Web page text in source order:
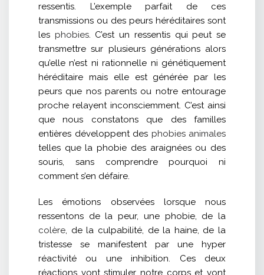
ressentis. L’exemple parfait de ces
transmissions ou des peurs héréditaires sont
les phobies. C’est un ressentis qui peut se
transmettre sur plusieurs générations alors
qu’elle n’est ni rationnelle ni génétiquement
héréditaire mais elle est générée par les
peurs que nos parents ou notre entourage
proche relayent inconsciemment. C’est ainsi
que nous constatons que des familles
entières développent des phobies animales
telles que la phobie des araignées ou des
souris, sans comprendre pourquoi ni
comment s’en défaire.
Les émotions observées lorsque nous
ressentons de la peur, une phobie, de la
colère , de la culpabilité, de la haine, de la
tristesse se manifestent par une hyper
réactivité ou une inhibition. Ces deux
réactions vont stimuler notre corps et vont